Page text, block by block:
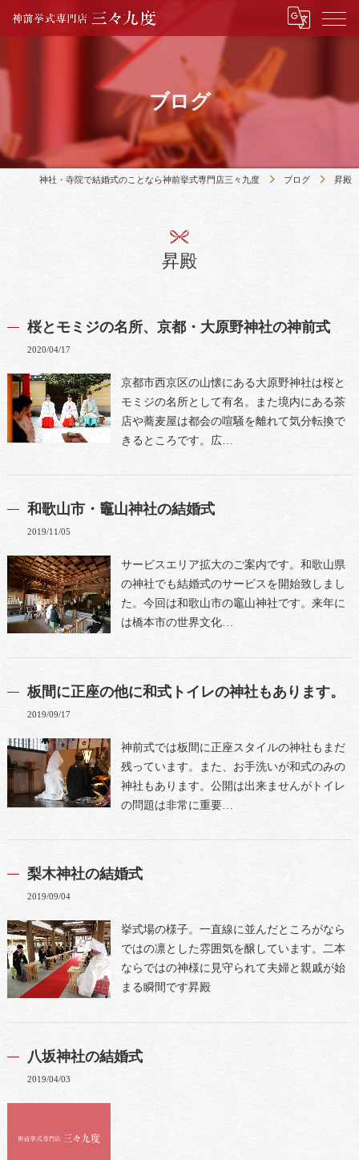
ブログ
神社・寺院で結婚式のことなら神前挙式専門店三々九度 ブログ 昇殿
昇殿
桜とモミジの名所、京都・大原野神社の神前式
2020/04/17
京都市西京区の山懐にある大原野神社は桜と
モミジの名所として有名。また境内にある茶
店や蕎麦屋は都会の喧騒を離れて気分転換で
きるところです。広…
和歌山市・竈山神社の結婚式
2019/11/05
サービスエリア拡大のご案内です。和歌山県
の神社でも結婚式のサービスを開始致しまし
た。今回は和歌山市の竈山神社です。来年に
は橋本市の世界文化…
板間に正座の他に和式トイレの神社もあります。
2019/09/17
神前式では板間に正座スタイルの神社もまだ
残っています。また、お手洗いが和式のみの
神社もあります。公開は出来ませんがトイレ
の問題は非常に重要…
梨木神社の結婚式
2019/09/04
挙式場の様子。一直線に並んだところがなら
ではの凛とした雰囲気を醸しています。二本
ならではの神様に見守られて夫婦と親戚が始
まる瞬間です昇殿
八坂神社の結婚式
2019/04/03